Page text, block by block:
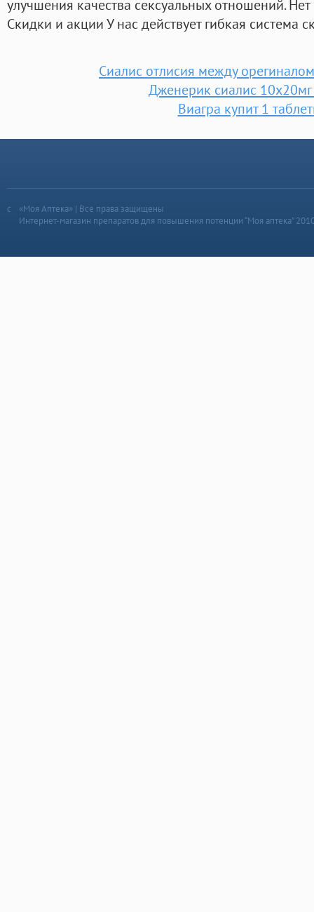
улучшения качества сексуальных отношений.
Скидки и акции У нас действует гибкая система
Сиалис отлисия между
Дженерик сиалис 10x20мг
Виагра купит 1
«Моя Аптека» | Все права защищены
Интернет-магазин препаратов для повышения потенции “Моя аптека”